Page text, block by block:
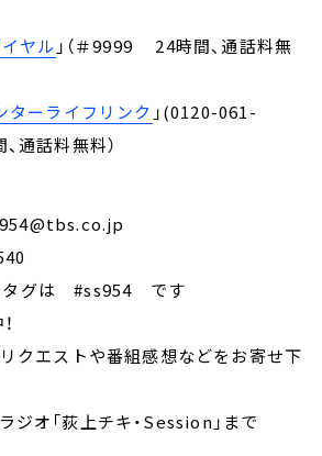
ヤル 」（＃9999 24時間、通話料無
ターライフリンク 」(0120-061-
通話料無料）
グは #ss954 です
クエストや番組感想などをお寄せ下
オ「荻上チキ・Session」まで